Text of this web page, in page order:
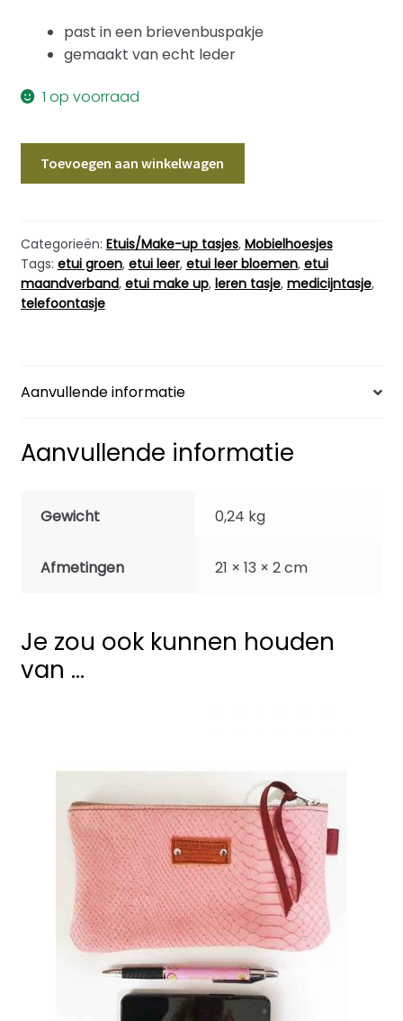
past in een brievenbuspakje
gemaakt van echt leder
1 op voorraad
Groen
Bloem
aantal
Toevoegen aan winkelwagen
Categorieën: Etuis/Make-up tasjes, Mobielhoesjes
Tags: etui groen, etui leer, etui leer bloemen, etui
maandverband, etui make up, leren tasje, medicijntasje,
telefoontasje
Aanvullende informatie
Aanvullende informatie
Gewicht 0,24 kg
Afmetingen 21 × 13 × 2 cm
Je zou ook kunnen houden
van …